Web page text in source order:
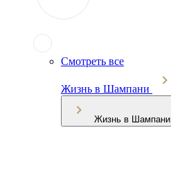
Смотреть все
Жизнь в Шампани
Жизнь в Шампани